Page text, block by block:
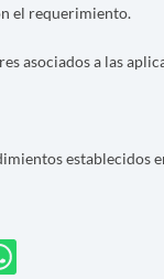
el requerimiento.
asociados a las
establecidos